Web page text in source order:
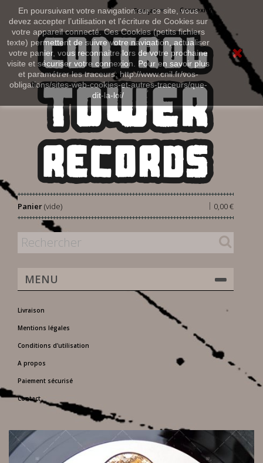
En poursuivant votre navigation sur ce site, vous
devez accepter l’utilisation et l'écriture de Cookies sur
votre appareil connecté. Ces Cookies (petits fichiers
texte) permettent de suivre votre navigation, actualiser
votre panier, vous reconnaitre lors de votre prochaine
visite et sécuriser votre connexion. Pour en savoir plus
et paramétrer les traceurs: http://www.cnil.fr/vos-
obligations/sites-web-cookies-et-autres-traceurs/que-
dit-la-loi/
Connexion
Français
Panier 0,00 €
|
(vide)
MENU
Livraison
Mentions légales
Conditions d'utilisation
A propos
Paiement sécurisé
Contact